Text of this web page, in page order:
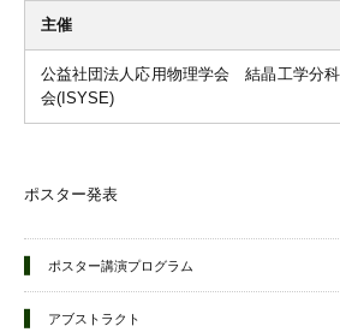
主催
公益社団法人応用物理学会 結晶工学分
会(ISYSE)
ポスター発表
ポスター講演プログラム
アブストラクト